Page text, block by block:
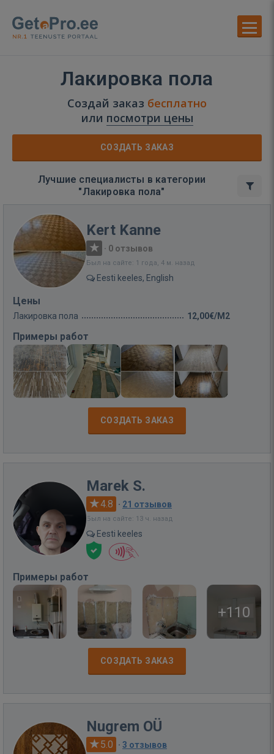
Лакировка пола
Создай заказ бесплатно
или посмотри цены
СОЗДАТЬ ЗАКАЗ
Лучшие специалисты в категории
"Лакировка пола"
Kert Kanne
· 0 отзывов
Был на сайте: 1 года, 4 м. назад
Eesti keeles, English
Цены
Лакировка пола 12,00€/M2
Примеры работ
СОЗДАТЬ ЗАКАЗ
Marek S.
4.8 · 21 отзывов
Был на сайте: 13 ч. назад
Eesti keeles
Примеры работ
+110
СОЗДАТЬ ЗАКАЗ
Nugrem OÜ
5.0 · 3 отзывов